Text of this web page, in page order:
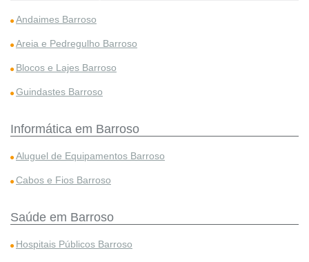
Andaimes Barroso
Areia e Pedregulho Barroso
Blocos e Lajes Barroso
Guindastes Barroso
Informática em Barroso
Aluguel de Equipamentos Barroso
Cabos e Fios Barroso
Saúde em Barroso
Hospitais Públicos Barroso